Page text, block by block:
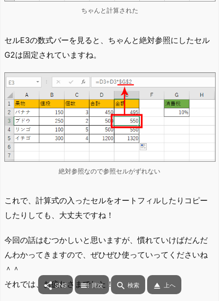
ちゃんと計算された
セルE3の数式バーを見ると、ちゃんと絶対参照にしたセル
G2は固定されていますね。
絶対参照なので参照セルがずれない
これで、計算式の入ったセルをオートフィルしたりコピー
したりしても、大丈夫ですね！
今回の話はむつかしいと思いますが、慣れていけばだんだ
んわかってきますので、ぜひぜひ使っていってくださいね
＾＾
それでは、お疲れさまでした！
 SNS  目次  検索  上へ